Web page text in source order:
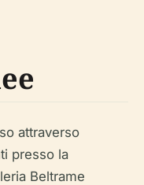
attraverso
presso la
Beltrame